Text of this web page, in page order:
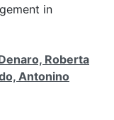
in
Roberta
Antonino